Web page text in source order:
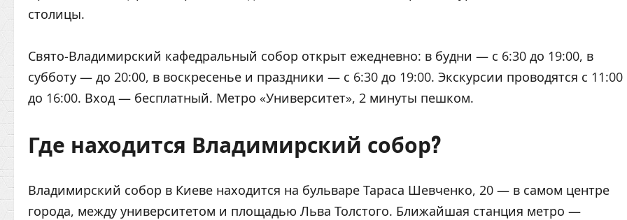
столицы.
Свято-Владимирский кафедральный собор открыт ежедневно: в будни — с 6:30 до 19:00, в
субботу — до 20:00, в воскресенье и праздники — с 6:30 до 19:00. Экскурсии проводятся с 11:00
до 16:00. Вход — бесплатный. Метро «Университет», 2 минуты пешком.
Где находится Владимирский собор?
Владимирский собор в Киеве находится на бульваре Тараса Шевченко, 20 — в самом центре
города, между университетом и площадью Льва Толстого. Ближайшая станция метро —